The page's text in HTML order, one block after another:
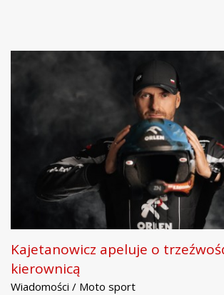
Kajetanowicz apeluje o
kierownicą
Wiadomości / Moto sport